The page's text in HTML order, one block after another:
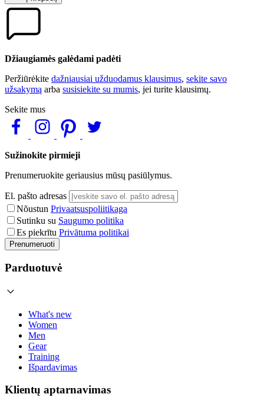
Džiaugiamės galėdami padėti
Peržiūrėkite dažniausiai užduodamus klausimus, sekite savo
užsakymą arba susisiekite su mumis, jei turite klausimų.
Sekite mus
Sužinokite pirmieji
Prenumeruokite geriausius mūsų pasiūlymus.
El. pašto adresas
Nõustun Privaatsuspoliitikaga
Sutinku su Saugumo politika
Es piekrītu Privātuma politikai
Prenumeruoti
Parduotuvė
What's new
Women
Men
Gear
Training
Išpardavimas
Klientų aptarnavimas